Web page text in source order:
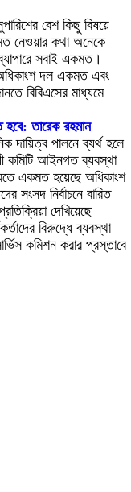
বেশ কিছু বিষয়ে
নেওয়ার কথা অনেকে
সবাই একমত।
অধিকাংশ দল একমত এবং
বিবিএসের মাধ্যমে
হবে: তারেক রহমান
দায়িত্ব পালনে ব্যর্থ হলে
কমিটি আইনগত ব্যবস্থা
একমত হয়েছে অধিকাংশ
সংসদ নির্বাচনে বারিত
দেখিয়েছে
বিরুদ্ধে ব্যবস্থা
কমিশন করার প্রস্তাবে